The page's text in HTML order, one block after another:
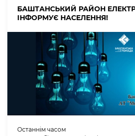
БАШТАНСЬКИЙ РАЙОН
ІНФОРМУЄ НАСЕЛЕННЯ!
Останнім часом